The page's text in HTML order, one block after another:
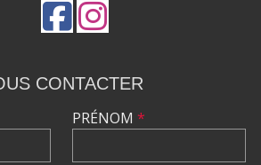
CONTACTER
PRÉNOM *